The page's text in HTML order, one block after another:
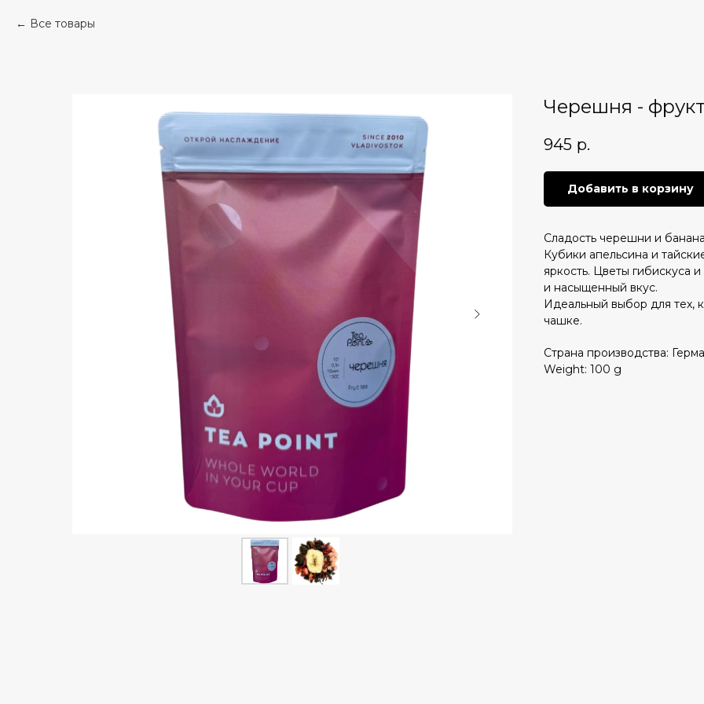
Все товары
Черешня -
945 р.
Добавить в корзину
Сладость черешни и
Кубики апельсина и
яркость. Цветы гибискуса
и насыщенный вкус.
Идеальный выбор для тех,
чашке.
Страна производства:
Weight: 100 g